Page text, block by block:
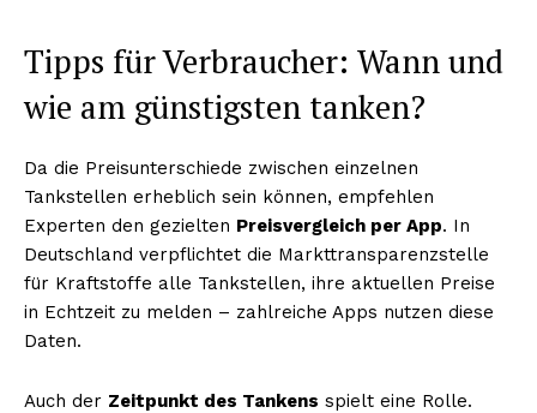
Tipps für Verbraucher: Wann und
wie am günstigsten tanken?
Da die Preisunterschiede zwischen einzelnen
Tankstellen erheblich sein können, empfehlen
Experten den gezielten Preisvergleich per App. In
Deutschland verpflichtet die Markttransparenzstelle
für Kraftstoffe alle Tankstellen, ihre aktuellen Preise
in Echtzeit zu melden – zahlreiche Apps nutzen diese
Daten.
Auch der Zeitpunkt des Tankens spielt eine Rolle.